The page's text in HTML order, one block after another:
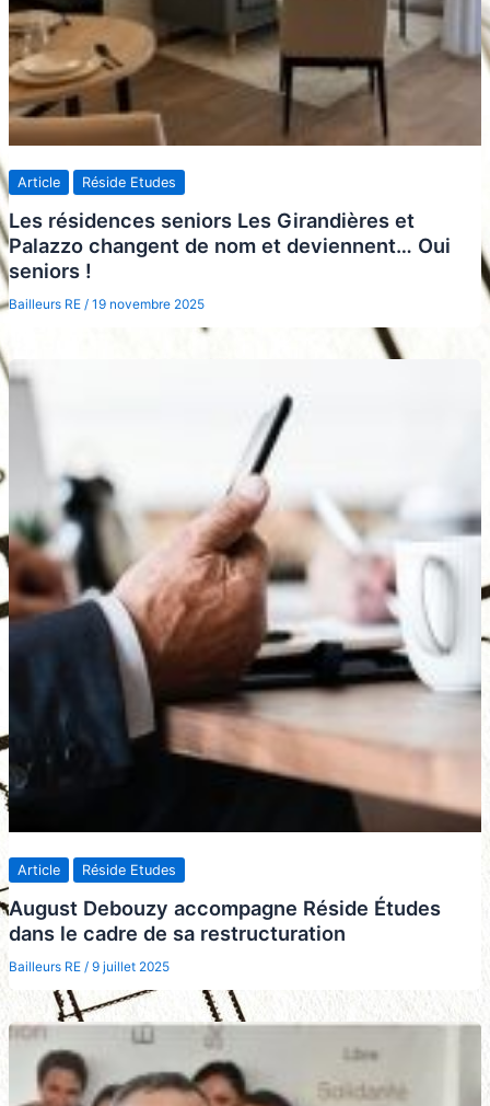
Article Réside Etudes
Les résidences seniors Les Girandières et
Palazzo changent de nom et deviennent… Oui
seniors !
Bailleurs RE / 19 novembre 2025
Article Réside Etudes
August Debouzy accompagne Réside Études
dans le cadre de sa restructuration
Bailleurs RE / 9 juillet 2025